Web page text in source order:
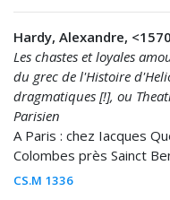
Hardy, Alexandre,
Les chastes et loyales
du grec de l'Histoire
dragmatiques [!], ou
Parisien
A Paris : chez Iacques
Colombes près Sainct
CS.M 1336